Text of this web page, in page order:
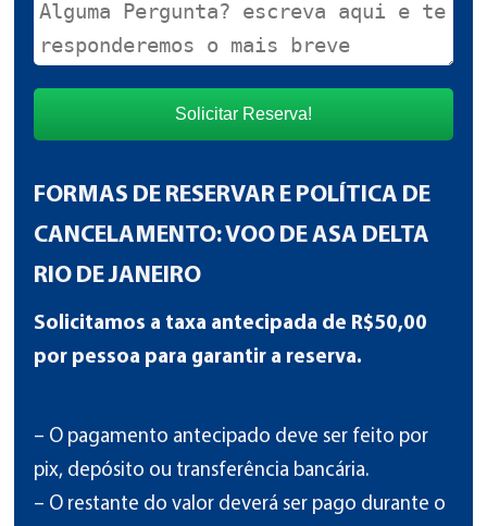
FORMAS DE RESERVAR E POLÍTICA DE
CANCELAMENTO: VOO DE ASA DELTA
RIO DE JANEIRO
Solicitamos a taxa antecipada de R$50,00
por pessoa para garantir a reserva.
– O pagamento antecipado deve ser feito por
pix, depósito ou transferência bancária.
– O restante do valor deverá ser pago durante o